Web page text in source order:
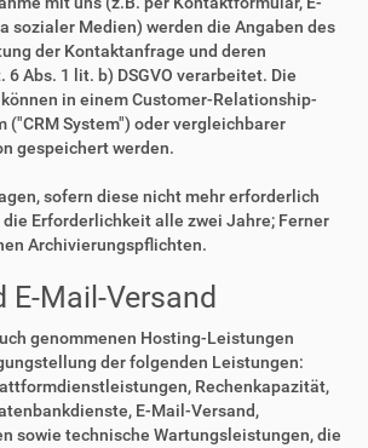
sozialer Medien) werden die Angaben des
der Kontaktanfrage und deren
6 Abs. 1 lit. b) DSGVO verarbeitet. Die
in einem Customer-Relationship-
("CRM System") oder vergleichbarer
gespeichert werden.
sofern diese nicht mehr erforderlich
Erforderlichkeit alle zwei Jahre; Ferner
Archivierungspflichten.
E-Mail-Versand
genommenen Hosting-Leistungen
der folgenden Leistungen:
Rechenkapazität,
E-Mail-Versand,
sowie technische Wartungsleistungen, die